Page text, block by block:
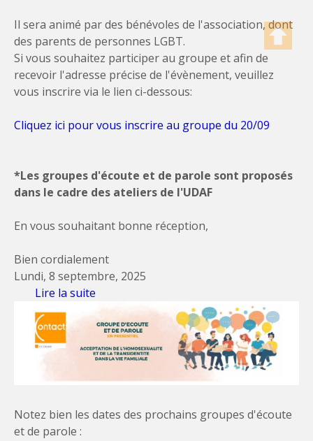
Il sera animé par des bénévoles de l'association, dont
des parents de personnes LGBT.
Si vous souhaitez participer au groupe et afin de
recevoir l'adresse précise de l'évènement, veuillez
vous inscrire via le lien ci-dessous:
Cliquez ici pour vous inscrire au groupe du 20/09
*Les groupes d'écoute et de parole sont proposés
dans le cadre des ateliers de l'UDAF
En vous souhaitant bonne réception,
Bien cordialement
Lundi, 8 septembre, 2025
Lire la suite
d'écoute et de parole à Toulouse
Notez bien les dates des prochains groupes d'écoute
et de parole :